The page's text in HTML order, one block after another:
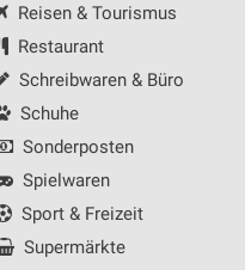
Reisen & Tourismus
Restaurant
Schreibwaren & Büro
Schuhe
Sonderposten
Spielwaren
Sport & Freizeit
Supermärkte